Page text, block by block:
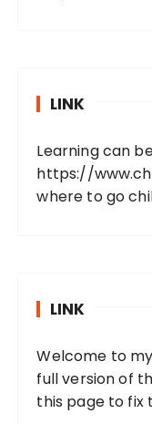
LINK
Learning can
https://
where to go
LINK
Welcome to
full version of
this page to fix